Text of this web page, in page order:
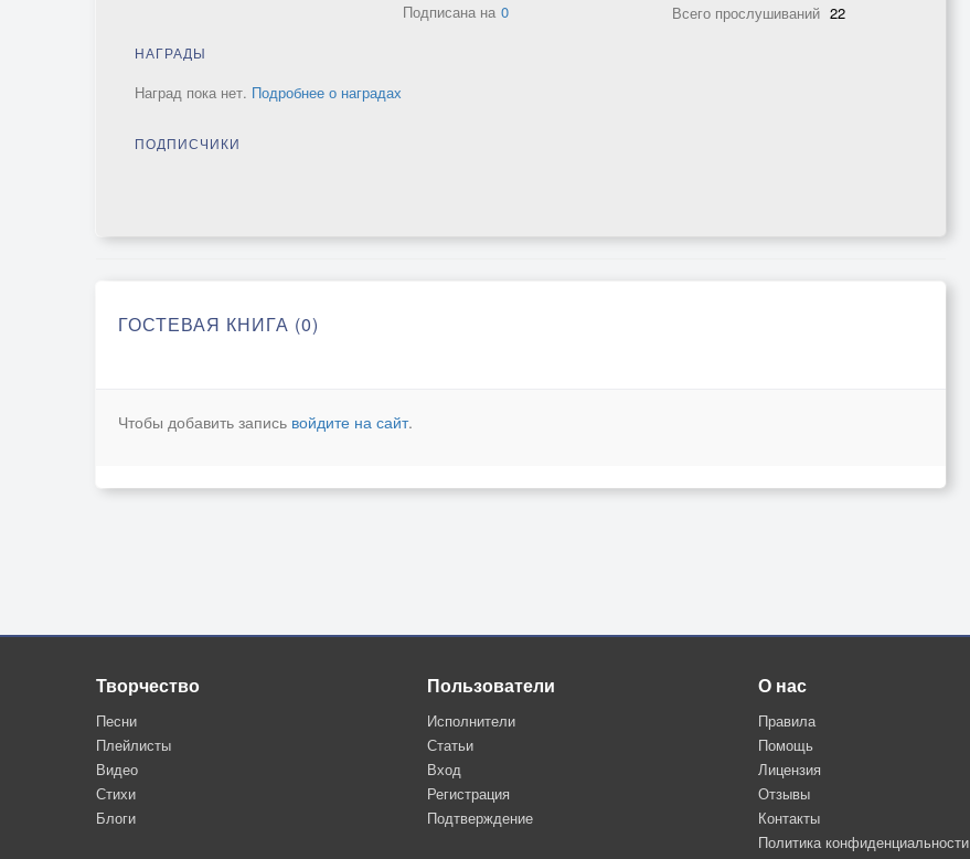
Подписана на 0
Всего прослушиваний 22
НАГРАДЫ
Наград пока нет. Подробнее о наградах
ПОДПИСЧИКИ
ГОСТЕВАЯ КНИГА (0)
Чтобы добавить запись войдите на сайт.
Творчество
Песни
Плейлисты
Видео
Стихи
Блоги
Пользователи
Исполнители
Статьи
Вход
Регистрация
Подтверждение
О нас
Правила
Помощь
Лицензия
Отзывы
Контакты
Политика конфиденциальности